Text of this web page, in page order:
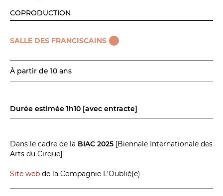
COPRODUCTION
SALLE DES FRANCISCAINS
À partir de 10 ans
Durée estimée 1h10 [avec entracte]
Dans le cadre de la BIAC 2025 [Biennale Internationale des
Arts du Cirque]
Site web de la Compagnie L'Oublié(e)